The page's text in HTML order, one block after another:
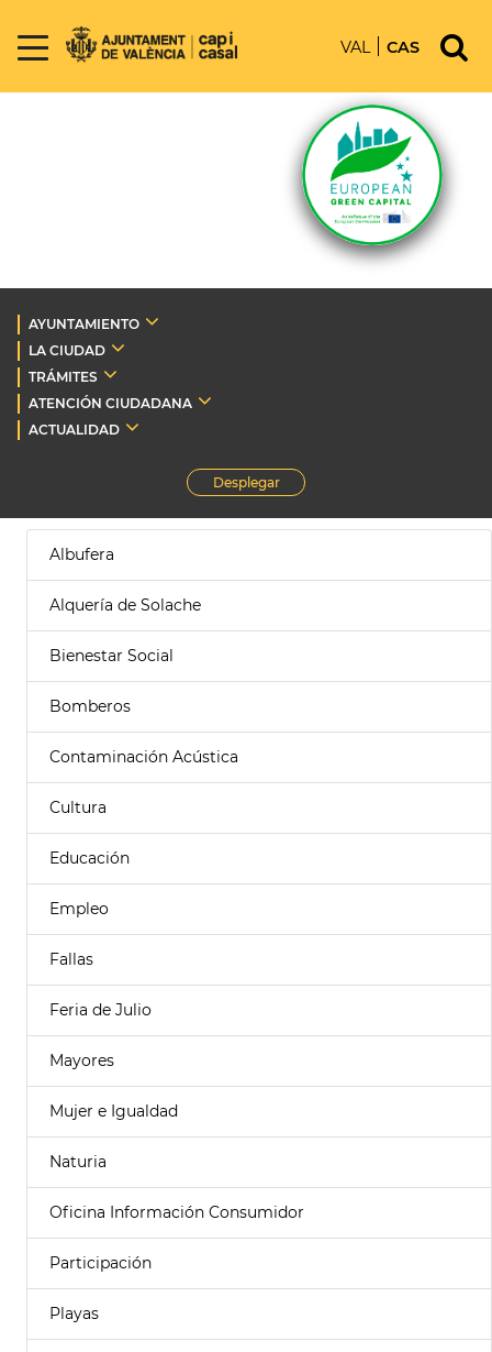
VAL CAS
AYUNTAMIENTO
LA CIUDAD
TRÁMITES
ATENCIÓN CIUDADANA
ACTUALIDAD
Desplegar
Albufera
Alquería de Solache
Bienestar Social
Bomberos
Contaminación Acústica
Cultura
Educación
Empleo
Fallas
Feria de Julio
Mayores
Mujer e Igualdad
Naturia
Oficina Información Consumidor
Participación
Playas